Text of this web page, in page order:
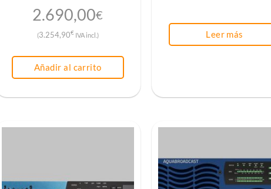
2.690,00€
(3.254,90€IVA incl.)
Añadir al carrito
Leer más